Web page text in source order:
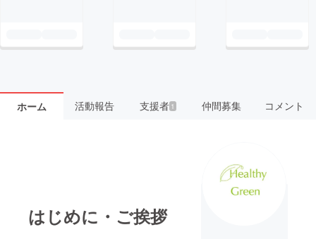
ホーム 活動報告 支援者 1 仲間募集 コメント
はじめに・ご挨拶